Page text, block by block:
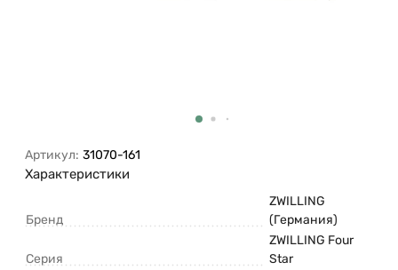
Артикул: 31070-161
Характеристики
Бренд
ZWILLING
(Германия)
Серия
ZWILLING Four
Star